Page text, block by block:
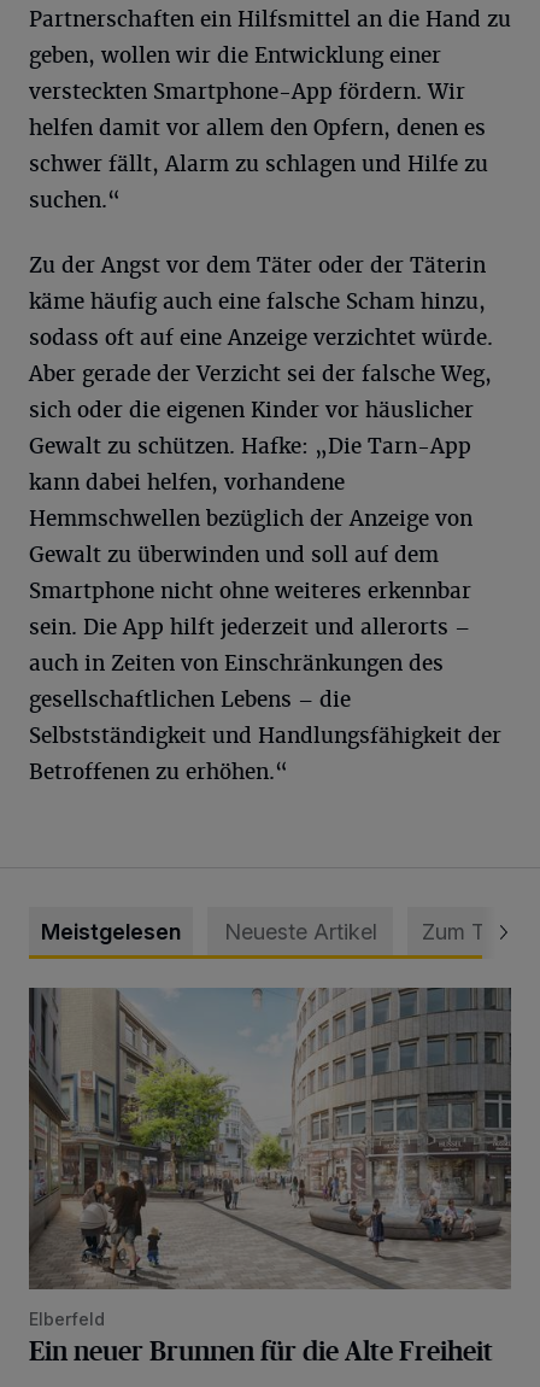
Partnerschaften ein Hilfsmittel an die Hand zu
geben, wollen wir die Entwicklung einer
versteckten Smartphone-App fördern. Wir
helfen damit vor allem den Opfern, denen es
schwer fällt, Alarm zu schlagen und Hilfe zu
suchen.“
Zu der Angst vor dem Täter oder der Täterin
käme häufig auch eine falsche Scham hinzu,
sodass oft auf eine Anzeige verzichtet würde.
Aber gerade der Verzicht sei der falsche Weg,
sich oder die eigenen Kinder vor häuslicher
Gewalt zu schützen. Hafke: „Die Tarn-App
kann dabei helfen, vorhandene
Hemmschwellen bezüglich der Anzeige von
Gewalt zu überwinden und soll auf dem
Smartphone nicht ohne weiteres erkennbar
sein. Die App hilft jederzeit und allerorts –
auch in Zeiten von Einschränkungen des
gesellschaftlichen Lebens – die
Selbstständigkeit und Handlungsfähigkeit der
Betroffenen zu erhöhen.“
Meistgelesen Neueste Artikel Zum Thema
Ein neuer Brunnen für die Alte Freiheit
Elberfeld
Ein neuer Brunnen für die Alte Freiheit